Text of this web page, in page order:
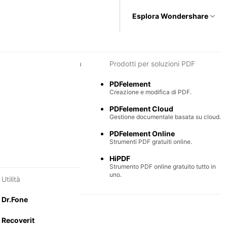
per diagrammi e grafica Prodotti per soluzioni PDF
PDFelement
Creazione e modifica di PDF.
PDFelement Cloud
Gestione documentale basata su cloud.
PDFelement Online
Strumenti PDF gratuiti online.
HiPDF
Strumento PDF online gratuito tutto in
uno.
Utilità
Dr.Fone
Recoverit
Esplora Wondershare